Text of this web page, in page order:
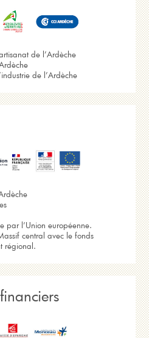
de l’Ardèche
de l’Ardèche
par l’Union européenne.
central avec le fonds
régional.